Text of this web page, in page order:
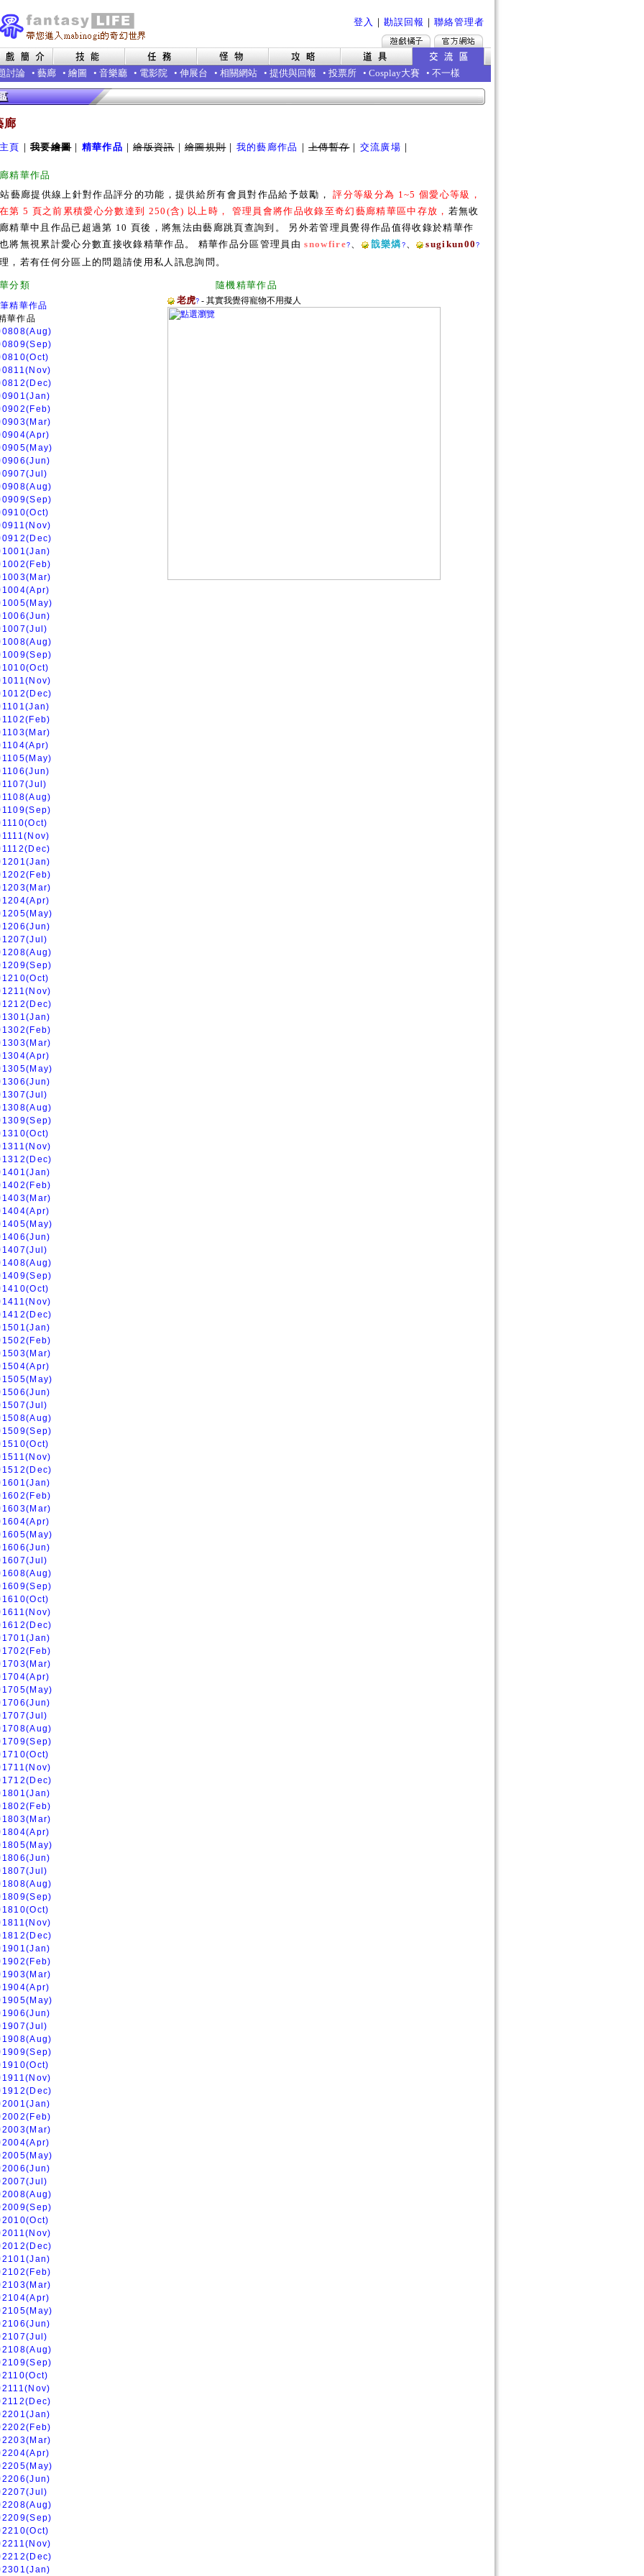
登入 ｜ 勘誤回報 ｜ 聯絡管理者
討論 • 藝廊 • 繪圖 • 音樂廳 • 電影院 • 伸展台 • 相關網站 • 提供與回報 • 投票所 • Cosplay大賽 • 不一樣
廊
頁 ｜我要繪圖｜ 精華作品 ｜繪版資訊｜繪圖規則｜ 我的藝廊作品 ｜上傳暫存｜ 交流廣場 ｜
精華作品
藝廊提供線上針對作品評分的功能，提供給所有會員對作品給予鼓勵，評分等級分為 1~5 個愛心等級，
第 5 頁之前累積愛心分數達到 250(含) 以上時， 管理員會將作品收錄至奇幻藝廊精華區中存放， 若無收
精華中且作品已超過第 10 頁後，將無法由藝廊跳頁查詢到。 另外若管理員覺得作品值得收錄於精華作
將無視累計愛心分數直接收錄精華作品。 精華作品分區管理員由snowfire? 、 戠樂燐 ? 、 sugikun00?
，若有任何分區上的問題請使用私人訊息詢問。
精華分類 隨機精華作品
精華作品
華作品
老虎? - 其實我覺得寵物不用擬人